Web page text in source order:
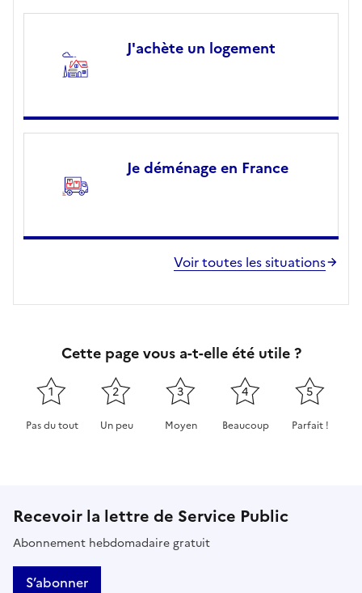
J'achète un logement
Je déménage en France
Voir toutes les situations
Cette page vous a-t-elle été utile ?
1
Pas du tout
2
Un peu
3
Moyen
4
Beaucoup
5
Parfait !
Recevoir la lettre de Service Public
Abonnement hebdomadaire gratuit
S’abonner